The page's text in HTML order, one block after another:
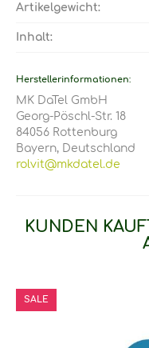
Artikelgewicht‍:
Inhalt‍:
Herstellerinformationen:
MK DaTel GmbH
Georg-Pöschl-Str. 18
84056 Rottenburg
Bayern, Deutschland
rolvit@mkdatel.de
KUNDEN
SALE